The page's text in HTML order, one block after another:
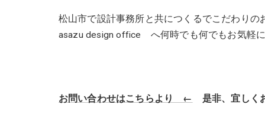
松山市で設計事務所と共につくるでこだわり
asazu design office へ何時でも何でもお気軽
お問い合わせはこちらより ← 是非、宜しく